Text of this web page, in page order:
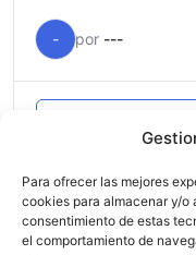
Para ofrecer las mejores
cookies para almacenar y/o
consentimiento de estas
el comportamiento de
- por ---
Copyright © 2026
derechos reservados